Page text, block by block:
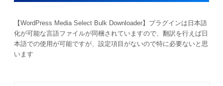
【WordPress Media Select Bulk Downloader】プラグインは日本語
化が可能な言語ファイルが同梱されていますので、翻訳を行えば日
本語での使用が可能ですが、設定項目がないので特に必要ないと思
います